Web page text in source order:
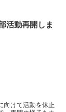
活動再開しま
向けて活動を休止